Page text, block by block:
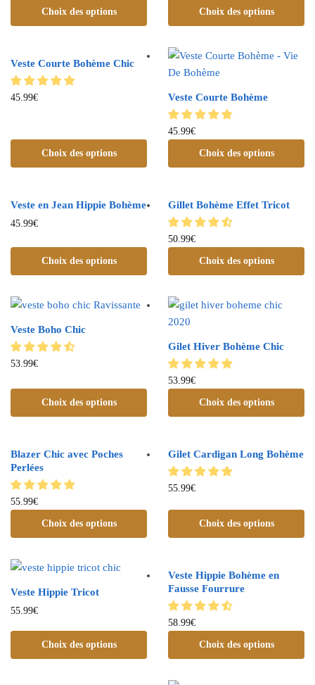
Choix des options Choix des options
Veste Courte Bohème Chic
45.99€
Choix des options
Veste Courte Bohème
45.99€
Choix des options
Veste en Jean Hippie Bohème
45.99€
Choix des options
Gillet Bohème Effet Tricot
50.99€
Choix des options
Veste Boho Chic
53.99€
Choix des options
Gilet Hiver Bohème Chic
53.99€
Choix des options
Blazer Chic avec Poches
Perlées
55.99€
Choix des options
Gilet Cardigan Long Bohème
55.99€
Choix des options
Veste Hippie Tricot
55.99€
Choix des options
Veste Hippie Bohème en
Fausse Fourrure
58.99€
Choix des options